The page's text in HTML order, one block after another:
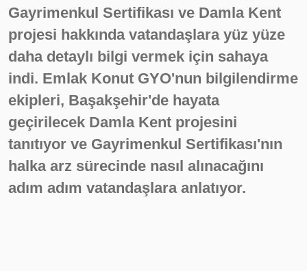
Gayrimenkul Sertifikası ve Damla Kent
projesi hakkında vatandaşlara yüz yüze
daha detaylı bilgi vermek için sahaya
indi. Emlak Konut GYO'nun bilgilendirme
ekipleri, Başakşehir'de hayata
geçirilecek Damla Kent projesini
tanıtıyor ve Gayrimenkul Sertifikası'nın
halka arz sürecinde nasıl alınacağını
adım adım vatandaşlara anlatıyor.